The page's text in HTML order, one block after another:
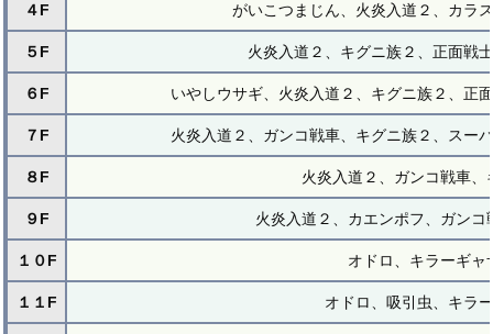
４F がいこつまじん、火炎入道２、カラ
５F 火炎入道２、キグニ族２、正面戦
６F いやしウサギ、火炎入道２、キグニ族２、正
７F 火炎入道２、ガンコ戦車、キグニ族２、スー
８F 火炎入道２、ガンコ戦車
９F 火炎入道２、カエンポフ、ガン
１０F オドロ、キラーギ
１１F オドロ、吸引虫、キラ